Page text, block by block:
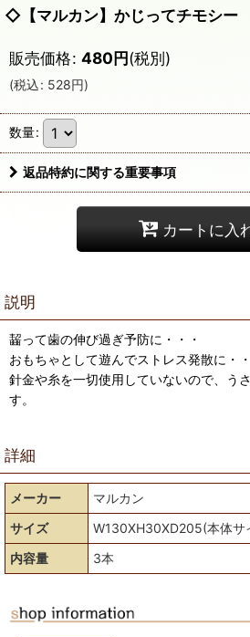
◇【マルカン】かじってチモシー
販売価格: 480円(税別)
(税込: 528円)
数量:
返品特約に関する重要事項
カートに入
説明
齧って歯の伸び過ぎ予防に・・・
おもちゃとして遊んでストレス発散に・
針金や糸を一切使用していないので、う
す。
詳細
メーカー
マルカン
サイズ
W130XH30XD205(本体サ
内容量
3本